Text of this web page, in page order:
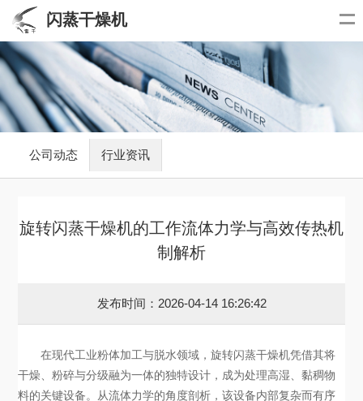
闪蒸干燥机
公司动态 行业资讯
旋转闪蒸干燥机的工作流体力学与高效传热机
制解析
发布时间：2026-04-14 16:26:42
在现代工业粉体加工与脱水领域，旋转闪蒸干燥机凭借其将
干燥、粉碎与分级融为一体的独特设计，成为处理高湿、黏稠物
料的关键设备。从流体力学的角度剖析，该设备内部复杂而有序